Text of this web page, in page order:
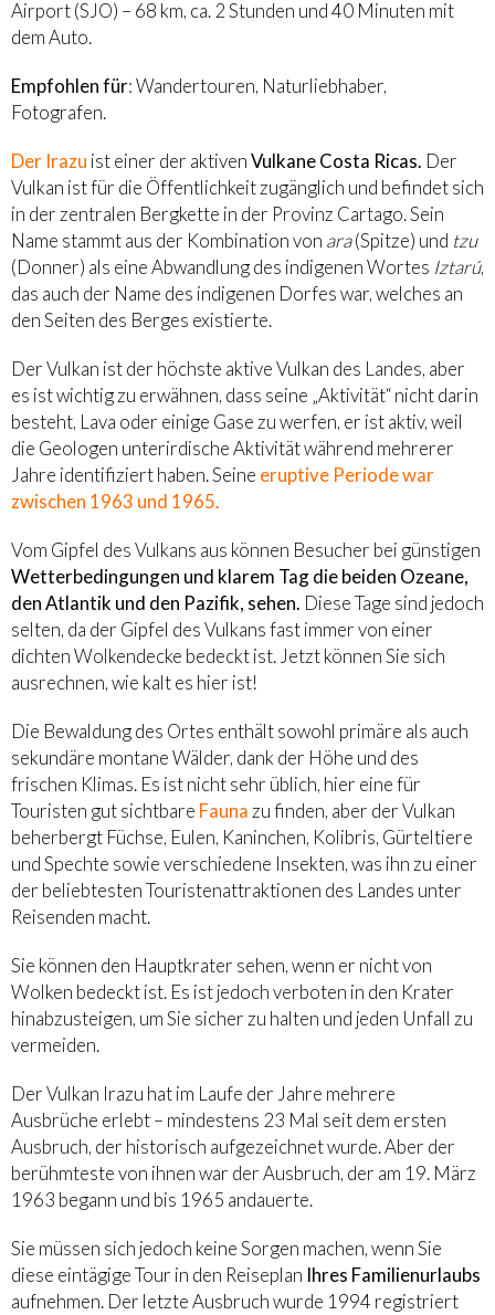
Airport (SJO) – 68 km, ca. 2 Stunden und 40 Minuten mit
dem Auto.
Empfohlen für: Wandertouren, Naturliebhaber,
Fotografen.
Der Irazu ist einer der aktivenVulkane Costa Ricas. Der
Vulkan ist für die Öffentlichkeit zugänglich und befindet sich
in der zentralen Bergkette in der Provinz Cartago. Sein
Name stammt aus der Kombination von ara(Spitze) und tzu
(Donner) als eine Abwandlung des indigenen Wortes Iztarú,
das auch der Name des indigenen Dorfes war, welches an
den Seiten des Berges existierte.
Der Vulkan ist der höchste aktive Vulkan des Landes, aber
es ist wichtig zu erwähnen, dass seine „Aktivität“ nicht darin
besteht, Lava oder einige Gase zu werfen, er ist aktiv, weil
die Geologen unterirdische Aktivität während mehrerer
Jahre identifiziert haben. Seine eruptive Periode war
zwischen 1963 und 1965.
Vom Gipfel des Vulkans aus können Besucher bei günstigen
Wetterbedingungen und klarem Tag die beiden Ozeane,
den Atlantik und den Pazifik, sehen. Diese Tage sind jedoch
selten, da der Gipfel des Vulkans fast immer von einer
dichten Wolkendecke bedeckt ist. Jetzt können Sie sich
ausrechnen, wie kalt es hier ist!
Die Bewaldung des Ortes enthält sowohl primäre als auch
sekundäre montane Wälder, dank der Höhe und des
frischen Klimas. Es ist nicht sehr üblich, hier eine für
Touristen gut sichtbare Faunazu finden, aber der Vulkan
beherbergt Füchse, Eulen, Kaninchen, Kolibris, Gürteltiere
und Spechte sowie verschiedene Insekten, was ihn zu einer
der beliebtesten Touristenattraktionen des Landes unter
Reisenden macht.
Sie können den Hauptkrater sehen, wenn er nicht von
Wolken bedeckt ist. Es ist jedoch verboten in den Krater
hinabzusteigen, um Sie sicher zu halten und jeden Unfall zu
vermeiden.
Der Vulkan Irazu hat im Laufe der Jahre mehrere
Ausbrüche erlebt – mindestens 23 Mal seit dem ersten
Ausbruch, der historisch aufgezeichnet wurde. Aber der
berühmteste von ihnen war der Ausbruch, der am 19. März
1963 begann und bis 1965 andauerte.
Sie müssen sich jedoch keine Sorgen machen, wenn Sie
diese eintägige Tour in den Reiseplan Ihres Familienurlaubs
aufnehmen. Der letzte Ausbruch wurde 1994 registriert